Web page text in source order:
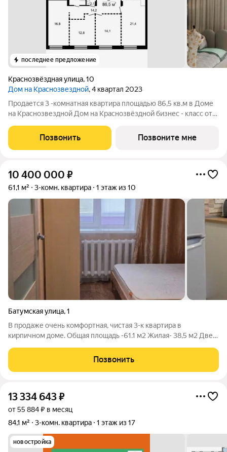
последнее предложение
Краснозвёздная улица,10
Дом на Краснозвездной, 4 квартал 2023
Продается 3 -комнатная квартира площадью 86,5 кв.м в Доме
на Краснозвездной Дом на Краснозвёздной бизнес - класс от
Огороженная территория двора с круглосуточным
видеонаблюдением. Подземный теплый
Позвонить Позвоните мне
10 400 000 ₽
61,1 м² 3-комн. квартира 1 этаж из 10
Батумская улица,1
В продаже очень комфортная, чистая 3-к квартира в
кирпичном доме. Общая площадь -61.1 м2 Жилая- 38,5 м2 Две
технику, то есть квартира полностью готова к проживанию. В
пешей доступности парк Швейцарии.
Позвонить
13 334 643₽
от 55 884 ₽ в месяц
84,1 м²
3-комн. квартира 1 этаж из 17
новостройка